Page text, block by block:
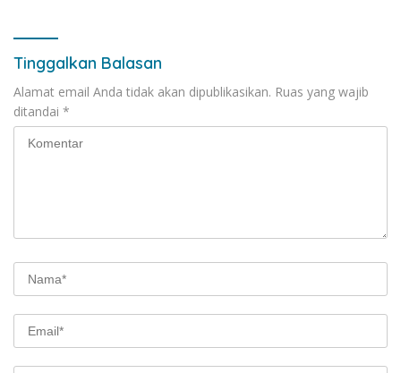
Tinggalkan Balasan
Alamat email Anda tidak akan dipublikasikan. Ruas yang wajib
ditandai *